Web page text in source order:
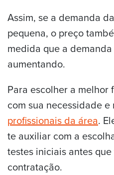
Assim, se a demanda
pequena, o preço
medida que a
aumentando.
Para escolher a
com sua necessidade
profissionais da área.
te auxiliar com a
testes iniciais antes
contratação.